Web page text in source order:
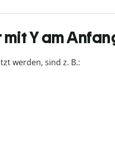
Y am
werden, sind z. B.: